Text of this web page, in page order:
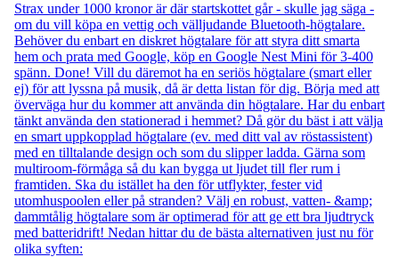
Strax under 1000 kronor är där startskottet går - skulle jag säga -
om du vill köpa en vettig och välljudande Bluetooth-högtalare.
Behöver du enbart en diskret högtalare för att styra ditt smarta
hem och prata med Google, köp en Google Nest Mini för 3-400
spänn. Done! Vill du däremot ha en seriös högtalare (smart eller
ej) för att lyssna på musik, då är detta listan för dig. Börja med att
överväga hur du kommer att använda din högtalare. Har du enbart
tänkt använda den stationerad i hemmet? Då gör du bäst i att välja
en smart uppkopplad högtalare (ev. med ditt val av röstassistent)
med en tilltalande design och som du slipper ladda. Gärna som
multiroom-förmåga så du kan bygga ut ljudet till fler rum i
framtiden. Ska du istället ha den för utflykter, fester vid
utomhuspoolen eller på stranden? Välj en robust, vatten- &amp;
dammtålig högtalare som är optimerad för att ge ett bra ljudtryck
med batteridrift! Nedan hittar du de bästa alternativen just nu för
olika syften: